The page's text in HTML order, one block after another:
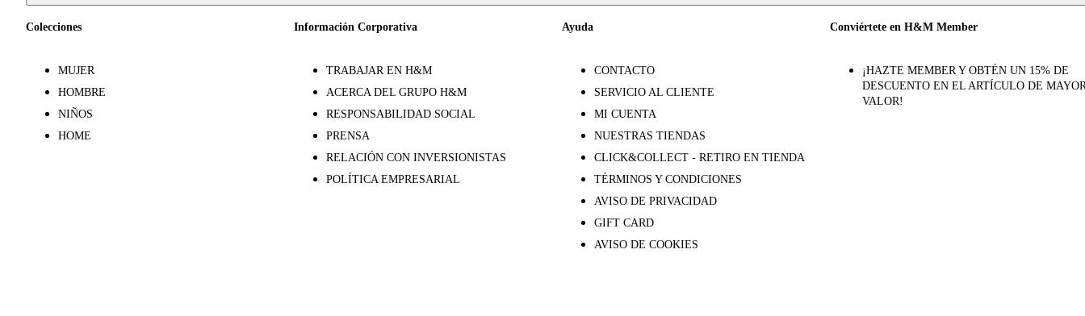
Colecciones
MUJER
HOMBRE
NIÑOS
HOME
Información Corporativa
TRABAJAR EN H&M
ACERCA DEL GRUPO H&M
RESPONSABILIDAD SOCIAL
PRENSA
RELACIÓN CON INVERSIONISTAS
POLÍTICA EMPRESARIAL
Ayuda
CONTACTO
SERVICIO AL CLIENTE
MI CUENTA
NUESTRAS TIENDAS
CLICK&COLLECT - RETIRO EN TIENDA
TÉRMINOS Y CONDICIONES
AVISO DE PRIVACIDAD
GIFT CARD
AVISO DE COOKIES
Conviértete en H&M Member
¡HAZTE MEMBER Y OBTÉN UN 15% DE
DESCUENTO EN EL ARTÍCULO DE
VALOR!